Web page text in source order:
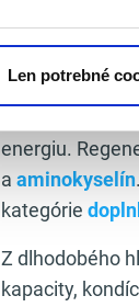
Len potrebné
Keďže ide o
energiu.
a aminokyselín
kategórie
Z dlhodobého
kapacity,